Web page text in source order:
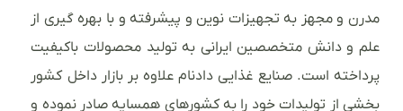
مدرن و مجهز به تجهیزات نوین و پیشرفته و با بهره گیری از
علم و دانش متخصصین ایرانی به تولید محصولات باکیفیت
پرداخته است. صنایع غذایی دادنام علاوه بر بازار داخل کشور
بخشی از تولیدات خود را به کشورهای همسایه صادر نموده و